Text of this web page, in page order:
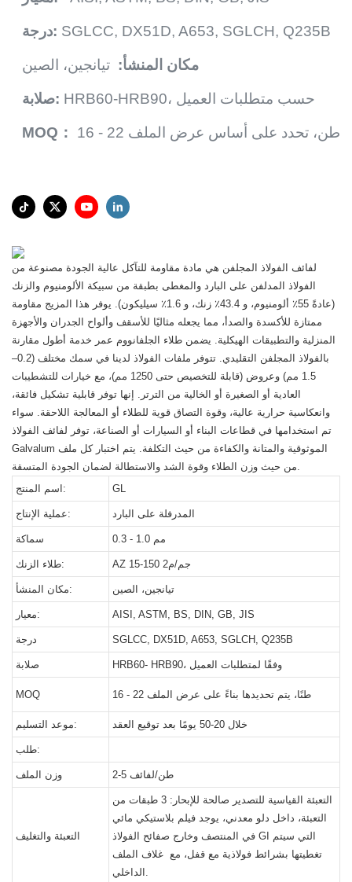
درجة: SGLCC, DX51D, A653, SGLCH, Q235B
مكان المنشأ: تيانجين، الصين
صلابة: HRB60-HRB90، حسب متطلبات العميل
MOQ： 16 - 22 طن، تحدد على أساس عرض الملف
لفائف الفولاذ المجلفن هي مادة مقاومة للتآكل عالية الجودة مصنوعة من
الفولاذ المدلفن على البارد والمغطى بطبقة من سبيكة الألومنيوم والزنك
(عادةً 55٪ ألومنيوم، و 43.4٪ زنك، و 1.6٪ سيليكون). يوفر هذا المزيج مقاومة
ممتازة للأكسدة والصدأ، مما يجعله مثاليًا للأسقف وألواح الجدران والأجهزة
المنزلية والتطبيقات الهيكلية. يضمن طلاء الجلفانووم عمر خدمة أطول مقارنة
بالفولاذ المجلفن التقليدي. تتوفر ملفات الفولاذ لدينا في سمك مختلف (0.2–
1.5 مم) وعروض (قابلة للتخصيص حتى 1250 مم)، مع خيارات للتشطيبات
العادية أو الصغيرة أو الخالية من الترتر. إنها توفر قابلية تشكيل فائقة،
وانعكاسية حرارية عالية، وقوة التصاق قوية للطلاء أو المعالجة اللاحقة. سواء
تم استخدامها في قطاعات البناء أو السيارات أو الصناعة، توفر لفائف الفولاذ
Galvalum الموثوقية والمتانة والكفاءة من حيث التكلفة. يتم اختبار كل ملف
من حيث وزن الطلاء وقوة الشد والاستطالة لضمان الجودة المتسقة.
اسم المنتج:
GL
عملية الإنتاج: المدرفلة على البارد
سماكة 0.3 - 1.0 مم
طلاء الزنك: AZ 15-150 جم/م2
مكان المنشأ: تيانجين، الصين
معيار: AISI, ASTM, BS, DIN, GB, JIS
درجة SGLCC, DX51D, A653, SGLCH, Q235B
صلابة HRB60- HRB90، وفقًا لمتطلبات العميل
MOQ 16 - 22 طنًا، يتم تحديدها بناءً على عرض الملف
موعد التسليم: خلال 20-50 يومًا بعد توقيع العقد
طلب:
وزن الملف 2-5 طن/لفائف
التعبئة والتغليف
التعبئة القياسية للتصدير صالحة للإبحار: 3 طبقات من
التعبئة، داخل دلو معدني، يوجد فيلم بلاستيكي مائي
في المنتصف وخارج صفائح الفولاذ GI التي سيتم
تغطيتها بشرائط فولاذية مع قفل، مع غلاف الملف
الداخلي.